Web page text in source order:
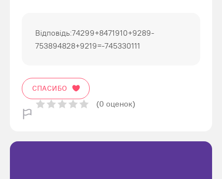
Відповідь:74299+8471910+9289-
753894828+9219=-745330111
СПАСИБО
(0 оценок)